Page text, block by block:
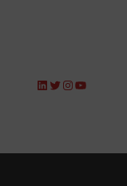
LinkedIn
Twitter
Instagram
YouTube